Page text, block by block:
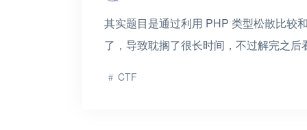
其实题目是通过利用 PHP 类型松散比较
了，导致耽搁了很长时间，不过解完之
CTF